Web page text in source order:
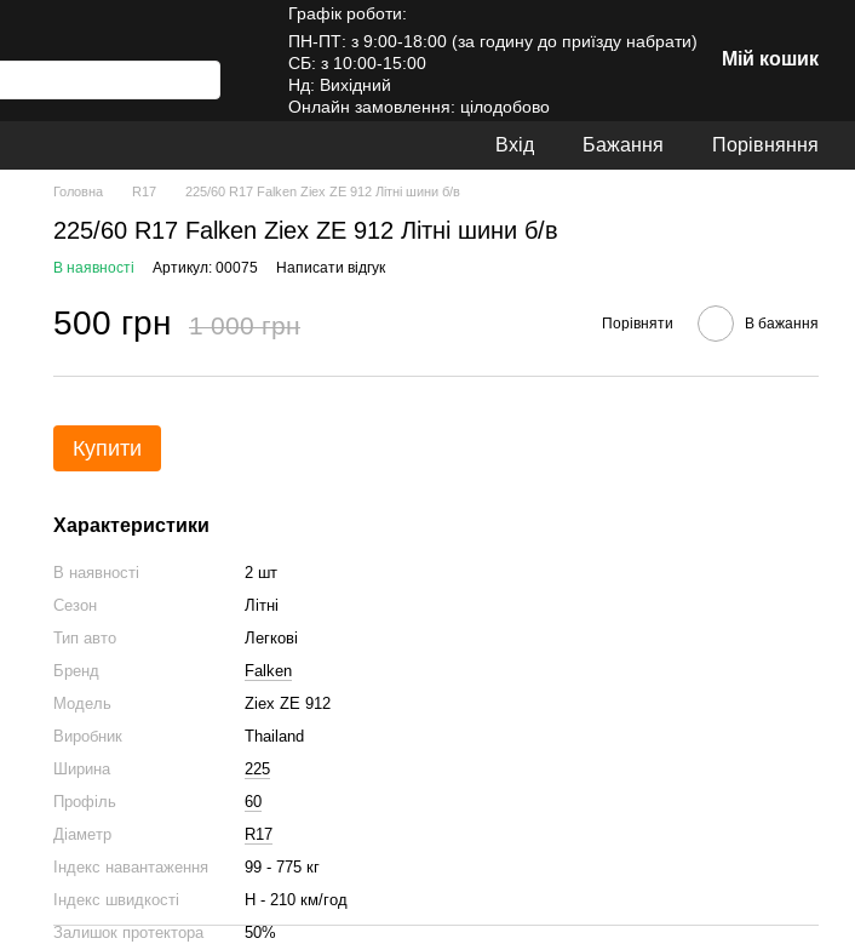
Графік роботи:
ПН-ПТ: з 9:00-18:00 (за годину до приїзду набрати)
СБ: з 10:00-15:00
Нд: Вихідний
Онлайн замовлення: цілодобово
Мій кошик
Вхід Бажання Порівняння
Головна R17 225/60 R17 Falken Ziex ZE 912 Літні шини б/в
225/60 R17 Falken Ziex ZE 912 Літні шини б/в
В наявності Артикул: 00075 Написати відгук
500 грн 1 000 грн Порівняти В бажання
Купити
Характеристики
В наявності
2 шт
Сезон
Літні
Тип авто
Легкові
Бренд
Falken
Модель
Ziex ZE 912
Виробник
Thailand
Ширина
225
Профіль
60
Діаметр
R17
Індекс навантаження
99 - 775 кг
Індекс швидкості
H - 210 км/год
Залишок протектора
50%